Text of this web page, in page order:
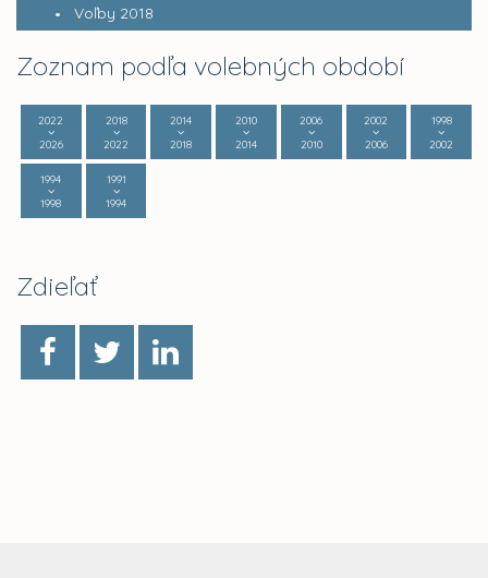
Voľby 2018
Zoznam podľa volebných období
2022
2026
2018
2022
2014
2018
2010
2014
2006
2010
2002
2006
1998
2002
1994
1998
1991
1994
Zdieľať